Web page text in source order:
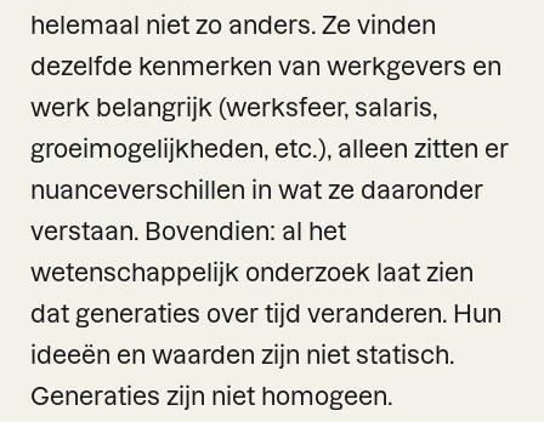
helemaal niet zo anders. Ze vinden
dezelfde kenmerken van werkgevers en
werk belangrijk (werksfeer, salaris,
groeimogelijkheden, etc.), alleen zitten er
nuanceverschillen in wat ze daaronder
verstaan. Bovendien: al het
wetenschappelijk onderzoek laat zien
dat generaties over tijd veranderen. Hun
ideeën en waarden zijn niet statisch.
Generaties zijn niet homogeen.